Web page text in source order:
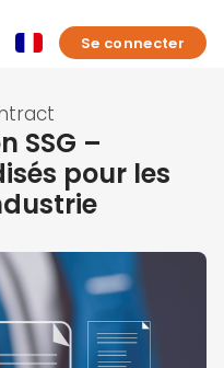
Se connecter
SSG –
pour les